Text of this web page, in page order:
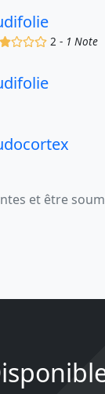
(x)() () ()
2 - 1 Note
et être